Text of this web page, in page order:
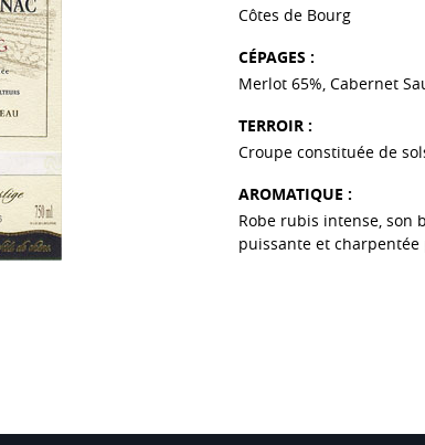
Côtes de Bourg
CÉPAGES :
Merlot 65%, Cabernet
TERROIR :
Croupe constituée de
AROMATIQUE :
Robe rubis intense, son
puissante et